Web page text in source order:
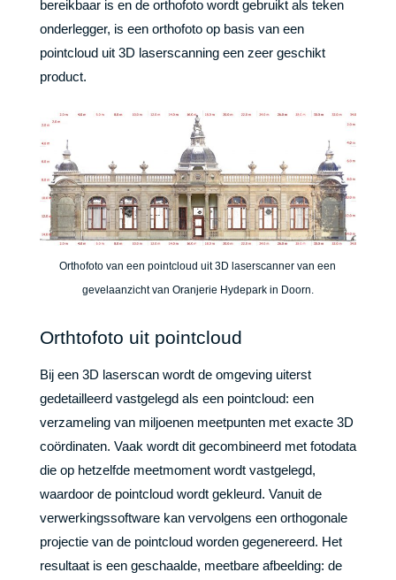
bereikbaar is en de orthofoto wordt gebruikt als teken
onderlegger, is een orthofoto op basis van een
pointcloud uit 3D laserscanning een zeer geschikt
product.
Orthofoto van een pointcloud uit 3D laserscanner van een
gevelaanzicht van Oranjerie Hydepark in Doorn.
Orthtofoto uit pointcloud
Bij een 3D laserscan wordt de omgeving uiterst
gedetailleerd vastgelegd als een pointcloud: een
verzameling van miljoenen meetpunten met exacte 3D
coördinaten. Vaak wordt dit gecombineerd met fotodata
die op hetzelfde meetmoment wordt vastgelegd,
waardoor de pointcloud wordt gekleurd. Vanuit de
verwerkingssoftware kan vervolgens een orthogonale
projectie van de pointcloud worden gegenereerd. Het
resultaat is een geschaalde, meetbare afbeelding: de